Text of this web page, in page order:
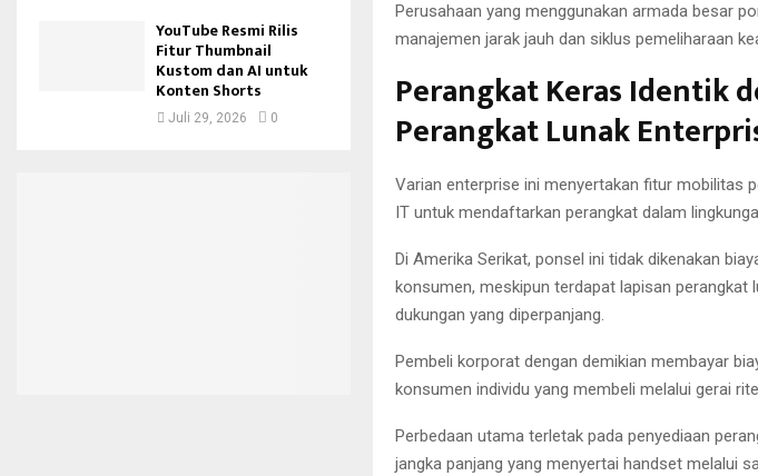
Perusahaan yang menggunakan armada besar
manajemen jarak jauh dan siklus pemeliharaan
Perangkat Keras Identik
Perangkat Lunak
Varian enterprise ini menyertakan fitur mobilitas
IT untuk mendaftarkan perangkat dalam
Di Amerika Serikat, ponsel ini tidak dikenakan
konsumen, meskipun terdapat lapisan perangkat
dukungan yang diperpanjang.
Pembeli korporat dengan demikian membayar
konsumen individu yang membeli melalui gerai
Perbedaan utama terletak pada penyediaan
jangka panjang yang menyertai handset melalui
YouTube Resmi Rilis
Fitur Thumbnail
Kustom dan AI untuk
Konten Shorts
Juli 29, 2026 0